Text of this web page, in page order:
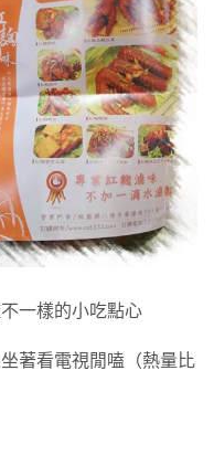
一樣的小吃點心
著看電視閒嗑（熱量比